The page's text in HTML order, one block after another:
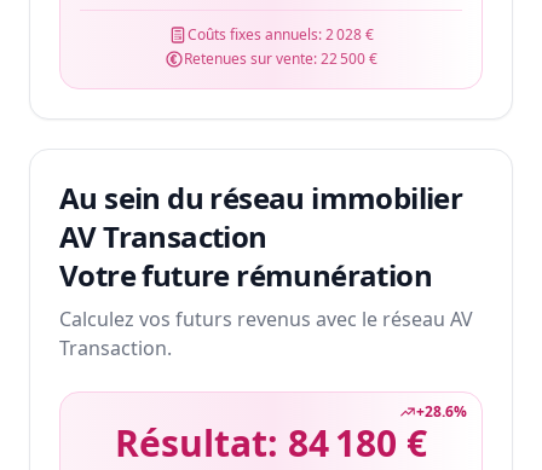
Coûts fixes annuels:2 028 €
Retenues sur vente:22 500 €
Au sein du réseau immobilier
AV Transaction
Votre future rémunération
Calculez vos futurs revenus avec le réseau AV
Transaction.
+28.6%
Résultat: 84 180 €